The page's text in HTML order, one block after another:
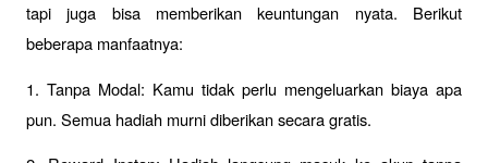
tapi juga bisa memberikan keuntungan nyata. Berikut
beberapa manfaatnya:
1. Tanpa Modal: Kamu tidak perlu mengeluarkan biaya apa
pun. Semua hadiah murni diberikan secara gratis.